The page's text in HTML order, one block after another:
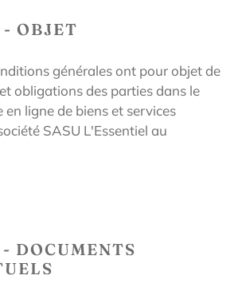
OBJET
générales ont pour objet de
obligations des parties dans le
en ligne de biens et services
SASU L'Essentiel au
DOCUMENTS